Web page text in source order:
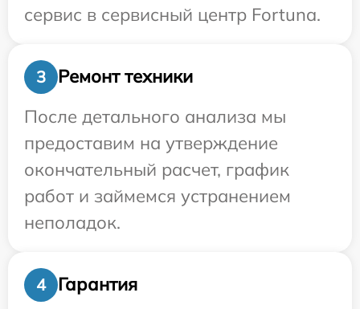
сервис в сервисный центр Fortuna.
3
Ремонт техники
После детального анализа мы
предоставим на утверждение
окончательный расчет, график
работ и займемся устранением
неполадок.
4 Гарантия